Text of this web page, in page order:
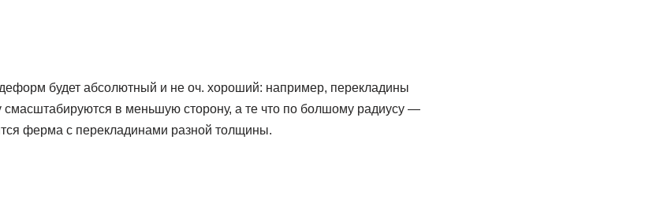
будет абсолютный и не оч. хороший: например, перекладины
в меньшую сторону, а те что по болшому радиусу —
ферма с перекладинами разной толщины.